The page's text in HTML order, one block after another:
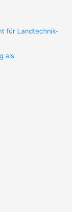
für Landtechnik-
als